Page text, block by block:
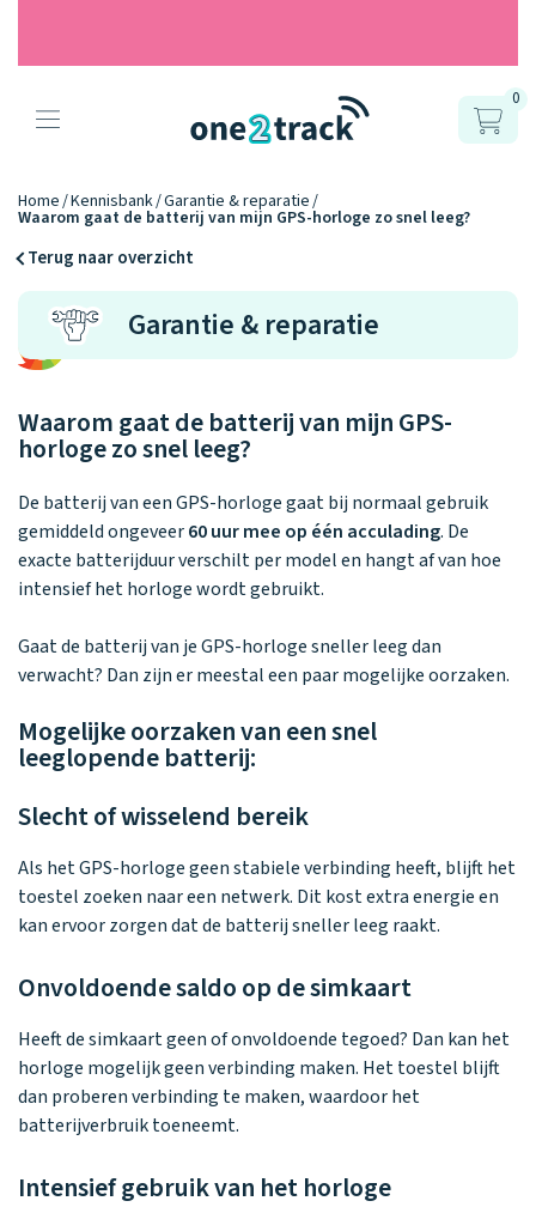
Producten
Onze gps
horloges
Connect
YOU
Connect
NEXT
Connect
UP
Horloges
vergelijken
Tweedekans
horloges
Ontdek alle
horloges
Accessoires
Opladers
Ontdek alle
accessoires
Personaliseer
je bandje!
Kies je eigen
kleur, naam en
helemaal van
jou.
Hoe werkt
het?
Ontdek hoe
het werkt
Zo werken het
one2track-app
samen.
Datakosten
Waarom one2track App updates
Blogs
Ons verhaal
Recensies
Werken bij
Stichting
Jarige Job
0
Home Kennisbank Garantie & reparatie
Waarom gaat de batterij van mijn GPS-horloge zo snel leeg?
Terug naar overzicht
Garantie & reparatie
Waarom gaat de batterij van mijn GPS-
horloge zo snel leeg?
De batterij van een GPS-horloge gaat bij normaal gebruik
gemiddeld ongeveer60 uur mee op één acculading. De
exacte batterijduur verschilt per model en hangt af van hoe
intensief het horloge wordt gebruikt.
Gaat de batterij van je GPS-horloge sneller leeg dan
verwacht? Dan zijn er meestal een paar mogelijke oorzaken.
Mogelijke oorzaken van een snel
leeglopende batterij:
Slecht of wisselend bereik
Als het GPS-horloge geen stabiele verbinding heeft, blijft het
toestel zoeken naar een netwerk. Dit kost extra energie en
kan ervoor zorgen dat de batterij sneller leeg raakt.
Onvoldoende saldo op de simkaart
Heeft de simkaart geen of onvoldoende tegoed? Dan kan het
horloge mogelijk geen verbinding maken. Het toestel blijft
dan proberen verbinding te maken, waardoor het
batterijverbruik toeneemt.
Intensief gebruik van het horloge